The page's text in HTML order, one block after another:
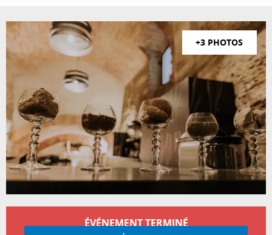
+3 PHOTOS
Ouverture et coordonnées
ÉVÉNEMENT TERMINÉ